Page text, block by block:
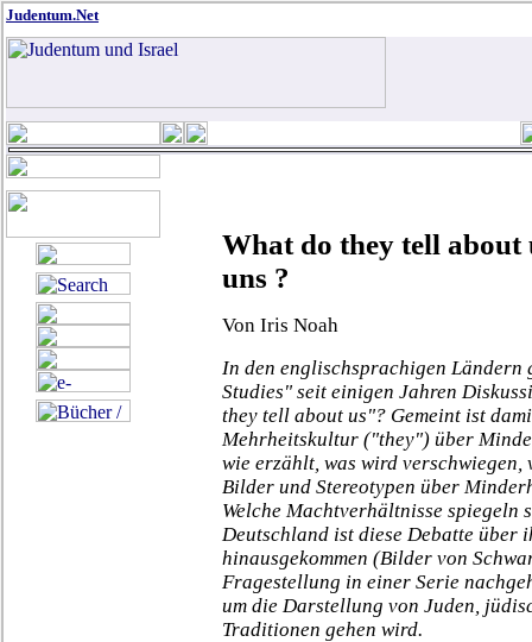
Judentum.Net
What do they tell about
uns ?
Von Iris Noah
In den englischsprachigen Ländern
Studies" seit einigen Jahren
they tell about us"? Gemeint ist
Mehrheitskultur ("they") über
wie erzählt, was wird verschwiegen,
Bilder und Stereotypen über
Welche Machtverhältnisse
Deutschland ist diese Debatte über
hinausgekommen (Bilder von
Fragestellung in einer Serie
um die Darstellung von Juden,
Traditionen gehen wird.